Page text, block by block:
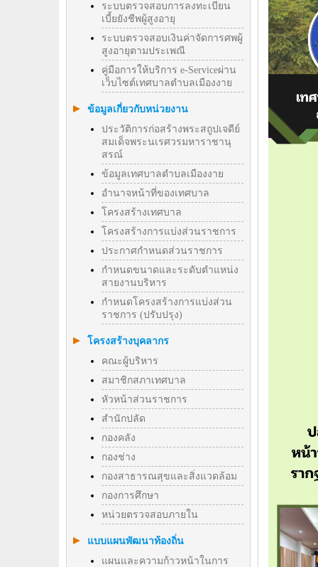
ระบบตรวจสอบการลงทะเบียน
เบี้ยยังชีพผู้สูงอายุ
ระบบตรวจสอบเงินค่าจัดการศพผู้
สูงอายุตามประเพณี
คู่มือการให้บริการ e-Serviceผ่าน
เว็บไซต์เทศบาลตำบลเมืองงาย
ข้อมูลเกี่ยวกับหน่วยงาน
ประวัติการก่อสร้างพระสถูปเจดีย์
สมเด็จพระนเรศวรมหาราชานุ
สรณ์
ข้อมูลเทศบาลตำบลเมืองงาย
อำนาจหน้าที่ของเทศบาล
โครงสร้างเทศบาล
โครงสร้างการแบ่งส่วนราชการ
ประกาศกำหนดส่วนราชการ
กำหนดขนาดและระดับตำแหน่ง
สายงานบริหาร
กำหนดโครงสร้างการแบ่งส่วน
ราชการ (ปรับปรุง)
โครงสร้างบุคลากร
คณะผู้บริหาร
สมาชิกสภาเทศบาล
หัวหน้าส่วนราชการ
สำนักปลัด
กองคลัง
กองช่าง
กองสาธารณสุขและสิ่งแวดล้อม
กองการศึกษา
หน่วยตรวจสอบภายใน
แบบแผนพัฒนาท้องถิ่น
แผนและความก้าวหน้าในการ